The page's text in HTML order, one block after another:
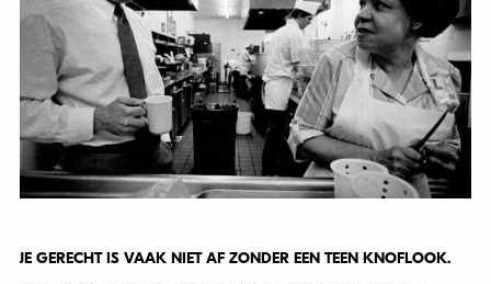
JE GERECHT IS VAAK NIET AF ZONDER EEN TEEN KNOFLOOK.